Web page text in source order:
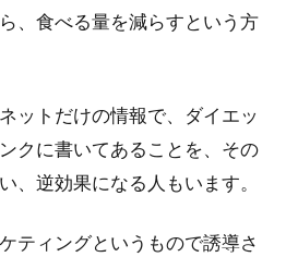
の眠気の正体とは？
さんは、ダイエット中に眠くなったことあ
んか？実は、カロリーを制限していると
、食べる量を減らすという方
ットだけの情報で、ダイエッ
クに書いてあることを、その
、逆効果になる人もいます。
ティングというもので誘導さ